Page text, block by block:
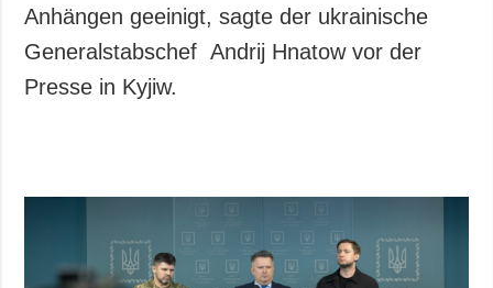
Anhängen geeinigt, sagte der ukrainische
Generalstabschef Andrij Hnatow vor der
Presse in Kyjiw.